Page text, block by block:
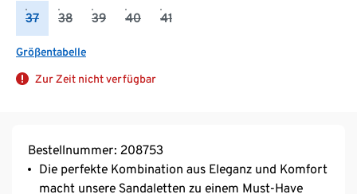
37 38 39 40 41
Größentabelle
Zur Zeit nicht verfügbar
Bestellnummer: 208753
Die perfekte Kombination aus Eleganz und Komfort
macht unsere Sandaletten zu einem Must-Have